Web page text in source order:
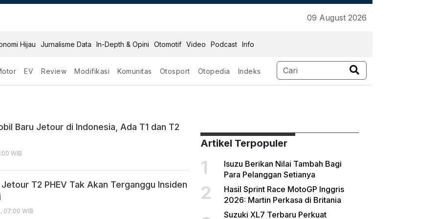
09 August 2026
Hijau Jurnalisme Data In-Depth & Opini Otomotif Video Podcast Info
EV Review Modifikasi Komunitas Otosport Otopedia Indeks
Baru Jetour di Indonesia, Ada T1 dan T2
WIB
T2 PHEV Tak Akan Terganggu Insiden
07:00 WIB
Artikel Terpopuler
1
Isuzu Berikan Nilai Tambah Bagi
Para Pelanggan Setianya
2
Hasil Sprint Race MotoGP Inggris
2026: Martin Perkasa di Britania
Suzuki XL7 Terbaru Perkuat